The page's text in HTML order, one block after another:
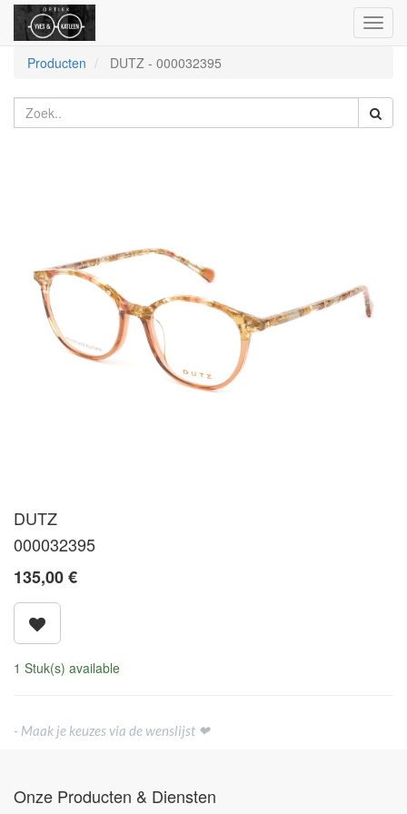
Producten
DUTZ - 000032395
DUTZ
000032395
135,00€
1 Stuk(s) available
- Maak je keuzes via de wenslijst ❤
Onze Producten & Diensten